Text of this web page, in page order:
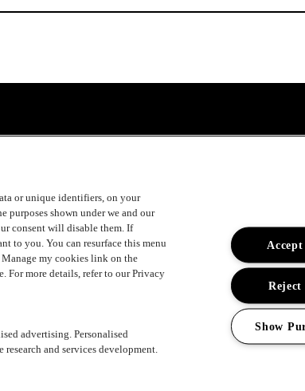
or unique identifiers, on your
purposes shown under we and our
consent will disable them. If
to you. You can resurface this menu
my cookies link on the
For more details, refer to our Privacy
advertising. Personalised
and services development.
Show